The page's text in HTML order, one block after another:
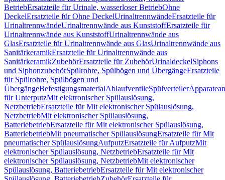
BetriebErsatzteile für Urinale, wasserloser BetriebOhne
DeckelErsatzteile für Ohne DeckelUrinaltrennwändeErsatzteile für
UrinaltrennwändeUrinaltrennwände aus KunststoffErsatzteile für
Urinaltrennwände aus KunststoffUrinaltrennwände aus
GlasErsatzteile für Urinaltrennwände aus GlasUrinaltrennwände aus
SanitärkeramikErsatzteile für Urinaltrennwände aus
SanitärkeramikZubehörErsatzteile für ZubehörUrinaldeckelSiphons
und SiphonzubehörSpülrohre, Spülbögen und ÜbergängeErsatzteile
für Spülrohre, Spülbögen und
ÜbergängeBefestigungsmaterialAblaufventileSpülverteiler
für UnterputzMit elektronischer Spülauslösung,
NetzbetriebErsatzteile für Mit elektronischer Spülauslösung,
NetzbetriebMit elektronischer Spülauslösung,
BatteriebetriebErsatzteile für Mit elektronischer Spülauslösung,
BatteriebetriebMit pneumatischer SpülauslösungErsatzteile für Mit
pneumatischer SpülauslösungAufputzErsatzteile für AufputzMit
elektronischer Spülauslösung, NetzbetriebErsatzteile für Mit
elektronischer Spülauslösung, NetzbetriebMit elektronischer
Spülauslösung, BatteriebetriebErsatzteile für Mit elektronischer